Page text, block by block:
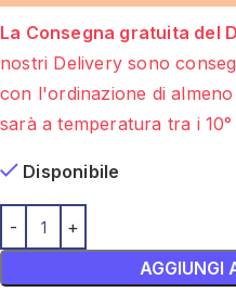
La Consegna gratuita del
nostri Delivery sono
con l'ordinazione di
sarà a temperatura tra i 10°
Disponibile
AGGIUNGI